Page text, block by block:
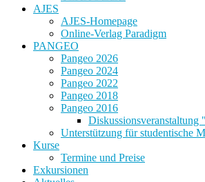
AJES
AJES-Homepage
Online-Verlag Paradigm
PANGEO
Pangeo 2026
Pangeo 2024
Pangeo 2022
Pangeo 2018
Pangeo 2016
Unterstützung für studentische
Kurse
Termine und Preise
Exkursionen